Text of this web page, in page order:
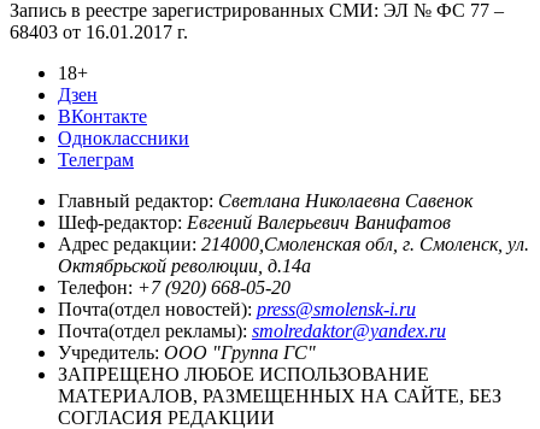
Запись в реестре зарегистрированных СМИ: ЭЛ № ФС 77 –
68403 от 16.01.2017 г.
18+
Дзен
ВКонтакте
Одноклассники
Телеграм
Главный редактор: Светлана Николаевна Савенок
Шеф-редактор: Евгений Валерьевич Ванифатов
Адрес редакции: 214000,Смоленская обл, г. Смоленск, ул.
Октябрьской революции, д.14а
Телефон: +7 (920) 668-05-20
Почта(отдел новостей): press@smolensk-i.ru
Почта(отдел рекламы): smolredaktor@yandex.ru
Учредитель: ООО "Группа ГС"
ЗАПРЕЩЕНО ЛЮБОЕ ИСПОЛЬЗОВАНИЕ
МАТЕРИАЛОВ, РАЗМЕЩЕННЫХ НА САЙТЕ, БЕЗ
СОГЛАСИЯ РЕДАКЦИИ